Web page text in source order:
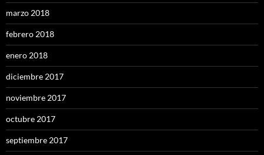
marzo 2018
febrero 2018
enero 2018
diciembre 2017
noviembre 2017
octubre 2017
septiembre 2017